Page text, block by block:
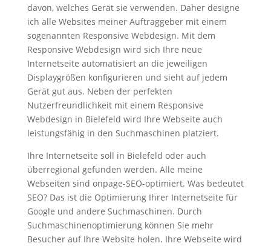
davon, welches Gerät sie verwenden. Daher designe
ich alle Websites meiner Auftraggeber mit einem
sogenannten Responsive Webdesign. Mit dem
Responsive Webdesign wird sich Ihre neue
Internetseite automatisiert an die jeweiligen
Displaygrößen konfigurieren und sieht auf jedem
Gerät gut aus. Neben der perfekten
Nutzerfreundlichkeit mit einem Responsive
Webdesign in Bielefeld wird Ihre Webseite auch
leistungsfähig in den Suchmaschinen platziert.
Ihre Internetseite soll in Bielefeld oder auch
überregional gefunden werden. Alle meine
Webseiten sind onpage-SEO-optimiert. Was bedeutet
SEO? Das ist die Optimierung Ihrer Internetseite für
Google und andere Suchmaschinen. Durch
Suchmaschinenoptimierung können Sie mehr
Besucher auf Ihre Website holen. Ihre Webseite wird